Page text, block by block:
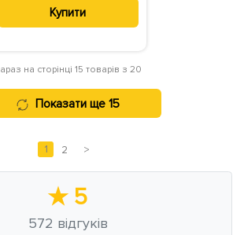
Купити
на сторінці 15 товарів з 20
Показати ще 15
1 2 >
★ 5
572 відгуків